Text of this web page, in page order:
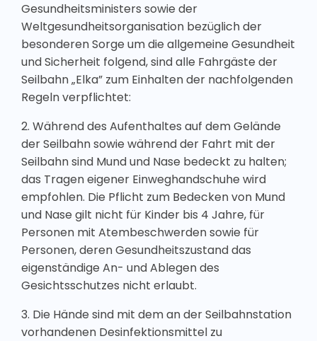
Gesundheitsministers sowie der
Weltgesundheitsorganisation bezüglich der
besonderen Sorge um die allgemeine Gesundheit
und Sicherheit folgend, sind alle Fahrgäste der
Seilbahn „Elka” zum Einhalten der nachfolgenden
Regeln verpflichtet:
2. Während des Aufenthaltes auf dem Gelände
der Seilbahn sowie während der Fahrt mit der
Seilbahn sind Mund und Nase bedeckt zu halten;
das Tragen eigener Einweghandschuhe wird
empfohlen. Die Pflicht zum Bedecken von Mund
und Nase gilt nicht für Kinder bis 4 Jahre, für
Personen mit Atembeschwerden sowie für
Personen, deren Gesundheitszustand das
eigenständige An- und Ablegen des
Gesichtsschutzes nicht erlaubt.
3. Die Hände sind mit dem an der Seilbahnstation
vorhandenen Desinfektionsmittel zu